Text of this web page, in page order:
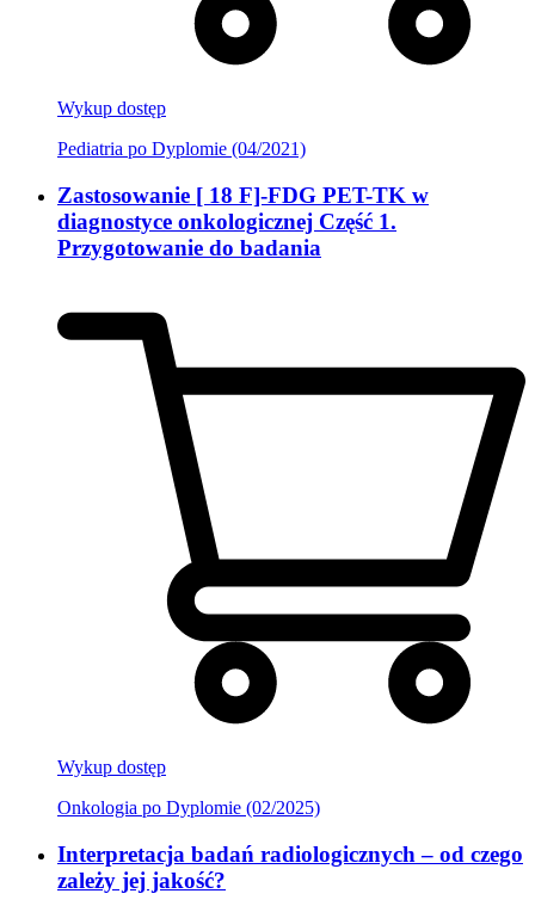
Wykup dostęp
Pediatria po Dyplomie (04/2021)
Zastosowanie [ 18 F]-FDG PET-TK w
diagnostyce onkologicznej Część 1.
Przygotowanie do badania
Wykup dostęp
Onkologia po Dyplomie (02/2025)
Interpretacja badań radiologicznych – od czego
zależy jej jakość?